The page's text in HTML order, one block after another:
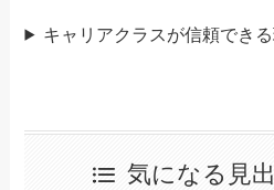
キャリアクラスが信頼でき
気になる見